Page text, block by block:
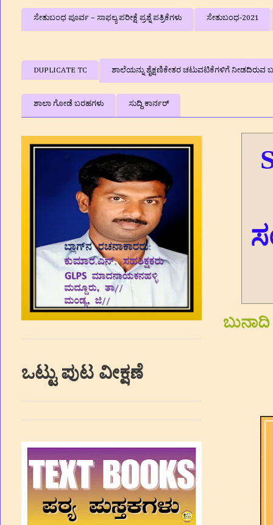
ಸೇತುಬಂಧ ಪೂರ್ವ – ಸಾಫಲ್ಯ ಪರೀಕ್ಷೆ ಪ್ರಶ್ನೆ ಪತ್ರಿಕೆಗಳು ಸೇತುಬಂಧ-2021
DUPLICATE TC ಶಾಲೆಯನ್ನು ಶೈಕ್ಷಣಿಕೇತರ ಚಟುವಟಿಕೆಗಳಿಗೆ ನೀಡದಿರುವ
ಶಾಲಾ ಗೋಡೆ ಬರಹಗಳು ಸುದ್ದಿ ಕಾರ್ನರ್
ಬುನಾದಿ
ಒಟ್ಟು ಪುಟ ವೀಕ್ಷಣೆ